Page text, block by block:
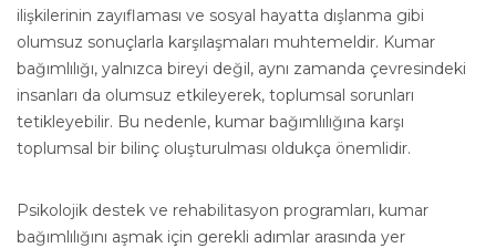
ilişkilerinin zayıflaması ve sosyal hayatta dışlanma gibi
olumsuz sonuçlarla karşılaşmaları muhtemeldir. Kumar
bağımlılığı, yalnızca bireyi değil, aynı zamanda çevresindeki
insanları da olumsuz etkileyerek, toplumsal sorunları
tetikleyebilir. Bu nedenle, kumar bağımlılığına karşı
toplumsal bir bilinç oluşturulması oldukça önemlidir.
Psikolojik destek ve rehabilitasyon programları, kumar
bağımlılığını aşmak için gerekli adımlar arasında yer